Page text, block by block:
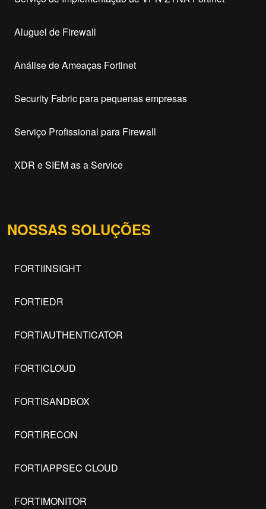
Aluguel de Firewall
Análise de Ameaças Fortinet
Security Fabric para pequenas empresas
Serviço Profissional para Firewall
XDR e SIEM as a Service
NOSSAS SOLUÇÕES
FORTIINSIGHT
FORTIEDR
FORTIAUTHENTICATOR
FORTICLOUD
FORTISANDBOX
FORTIRECON
FORTIAPPSEC CLOUD
FORTIMONITOR